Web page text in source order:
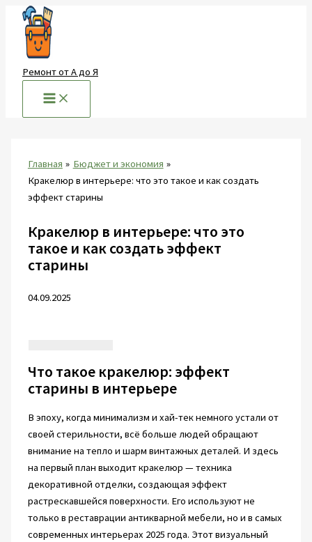
Перейти
содержимому
Ремонт от А до Я
Главная
Бюджет и экономия
Кракелюр в интерьере: что это такое и как создать
эффект старины
Кракелюр в интерьере: что это
такое и как создать эффект
старины
04.09.2025
Что такое кракелюр: эффект
старины в интерьере
В эпоху, когда минимализм и хай-тек немного устали от
своей стерильности, всё больше людей обращают
внимание на тепло и шарм винтажных деталей. И здесь
на первый план выходит кракелюр — техника
декоративной отделки, создающая эффект
растрескавшейся поверхности. Его используют не
только в реставрации антикварной мебели, но и в самых
современных интерьерах 2025 года. Этот визуальный